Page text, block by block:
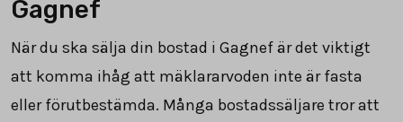
Gagnef
När du ska sälja din bostad i Gagnef är det viktigt
att komma ihåg att mäklararvoden inte är fasta
eller förutbestämda. Många bostadssäljare tror att